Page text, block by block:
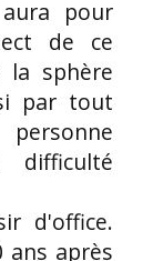
pour
de ce
la sphère
par tout
difficulté
d'office.
ans après